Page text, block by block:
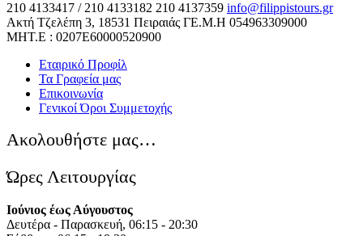
210 4133417 / 210 4133182 210 4137359 info@filippistours.gr
Ακτή Τζελέπη 3, 18531 Πειραιάς ΓΕ.Μ.Η 054963309000
ΜΗΤ.Ε : 0207Ε60000520900
Εταιρικό Προφίλ
Τα Γραφεία μας
Επικοινωνία
Γενικοί Όροι Συμμετοχής
Ακολουθήστε μας…
Ώρες Λειτουργίας
Ιούνιος έως Αύγουστος
Δευτέρα - Παρασκευή, 06:15 - 20:30